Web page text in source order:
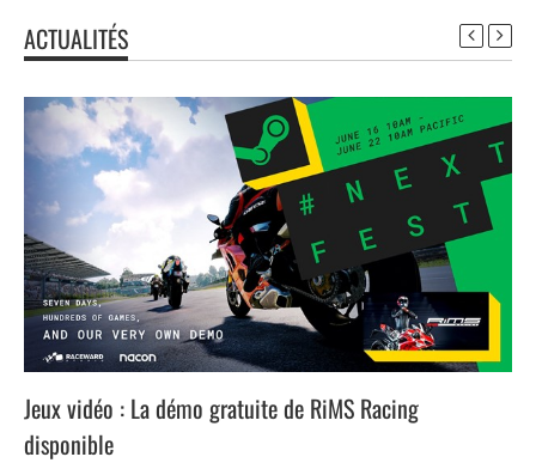
ACTUALITÉS
Jeux vidéo : La démo gratuite de RiMS Racing
disponible